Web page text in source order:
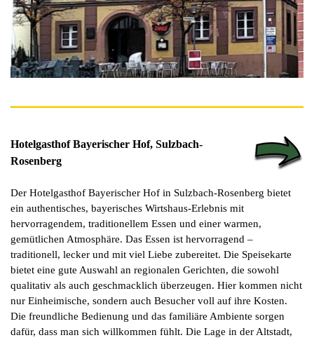
Hotelgasthof Bayerischer Hof, Sulzbach-
Rosenberg
Der Hotelgasthof Bayerischer Hof in Sulzbach-Rosenberg bietet
ein authentisches, bayerisches Wirtshaus-Erlebnis mit
hervorragendem, traditionellem Essen und einer warmen,
gemütlichen Atmosphäre. Das Essen ist hervorragend –
traditionell, lecker und mit viel Liebe zubereitet. Die Speisekarte
bietet eine gute Auswahl an regionalen Gerichten, die sowohl
qualitativ als auch geschmacklich überzeugen. Hier kommen nicht
nur Einheimische, sondern auch Besucher voll auf ihre Kosten.
Die freundliche Bedienung und das familiäre Ambiente sorgen
dafür, dass man sich willkommen fühlt. Die Lage in der Altstadt,